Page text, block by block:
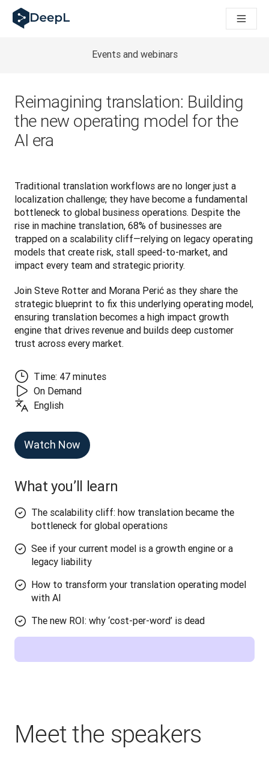
DeepL para agentes de IA
Translation Flow do DeepL: Novos fluxos de trabalho com
How we brought Swiss German to DeepL
Desenvolvendo a Avaliação de Qualidade de Tradução do
De tradução de qualidade a plataforma de voz em tempo real
Building an instantly accessible voice demo with DeepL
Events and webinars
Reimagining translation: Building
the new operating model for the
AI era
Traditional translation workflows are no longer just a
localization challenge; they have become a fundamental
bottleneck to global business operations. Despite the
rise in machine translation, 68% of businesses are
trapped on a scalability cliff—relying on legacy operating
models that create risk, stall speed-to-market, and
impact every team and strategic priority.
Join Steve Rotter and Morana Perić as they share the
strategic blueprint to fix this underlying operating model,
ensuring translation becomes a high impact growth
engine that drives revenue and builds deep customer
trust across every market.
Time: 47 minutes
On Demand
English
Watch Now
What you’ll learn
The scalability cliff: how translation became the
bottleneck for global operations
See if your current model is a growth engine or a
legacy liability
How to transform your translation operating model
with AI
The new ROI: why ‘cost-per-word’ is dead
Meet the speakers